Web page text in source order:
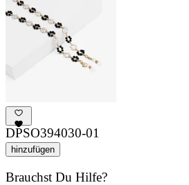
DPSO394030-01
hinzufügen
Brauchst Du Hilfe?